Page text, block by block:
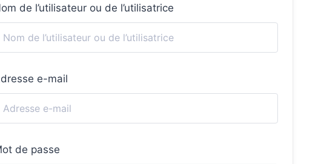
de l’utilisateur ou de l’utilisatrice
e-mail
de passe